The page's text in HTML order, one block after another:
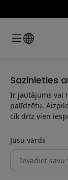
Sazinieties
Ir jautājums vai
palīdzētu.
cik drīz vien
Jūsu vārds